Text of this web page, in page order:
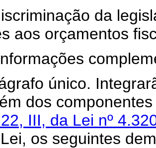
da
aos orçamentos
único.
dos
III, da Lei nº
os seguintes